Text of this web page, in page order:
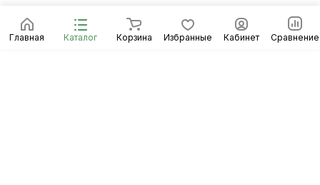
Главная Каталог Корзина Избранные Кабинет Сравнение